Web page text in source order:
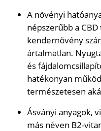
A növényi
népszerűbb a
kendernövény
ártalmatlan.
és
hatékonyan
természetesen
Ásványi anyagok,
más néven B2-